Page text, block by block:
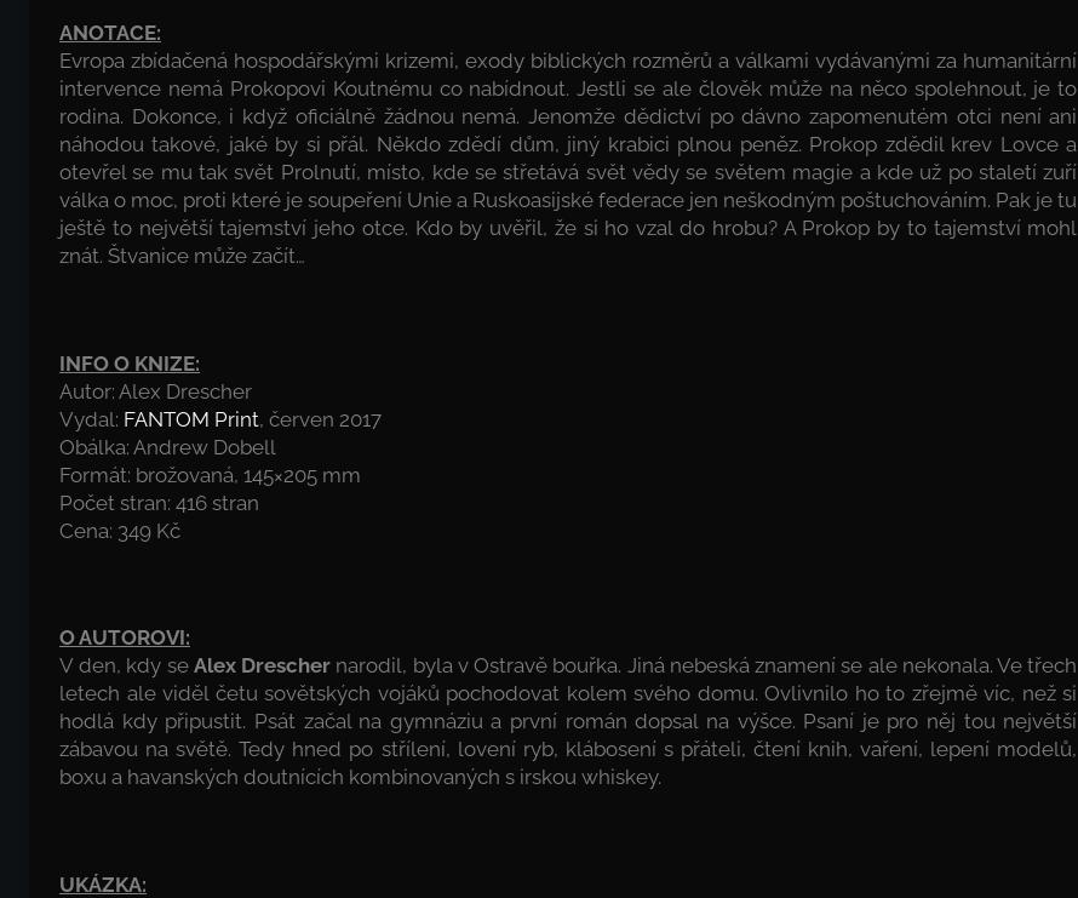
ANOTACE:
Evropa zbídačená hospodářskými krizemi, exody biblických rozměrů a válkami vydávanými za humanitární
intervence nemá Prokopovi Koutnému co nabídnout. Jestli se ale člověk může na něco spolehnout, je to
rodina. Dokonce, i když oficiálně žádnou nemá. Jenomže dědictví po dávno zapomenutém otci není ani
náhodou takové, jaké by si přál. Někdo zdědí dům, jiný krabici plnou peněz. Prokop zdědil krev Lovce a
otevřel se mu tak svět Prolnutí, místo, kde se střetává svět vědy se světem magie a kde už po staletí zuří
válka o moc, proti které je soupeření Unie a Ruskoasijské federace jen neškodným poštuchováním. Pak je tu
ještě to největší tajemství jeho otce. Kdo by uvěřil, že si ho vzal do hrobu? A Prokop by to tajemství mohl
znát. Štvanice může začít…
INFO O KNIZE:
Autor: Alex Drescher
Vydal: FANTOM Print, červen 2017
Obálka: Andrew Dobell
Formát: brožovaná, 145×205 mm
Počet stran: 416 stran
Cena: 349 Kč
O AUTOROVI:
V den, kdy se Alex Drescher narodil, byla v Ostravě bouřka. Jiná nebeská znamení se ale nekonala. Ve třech
letech ale viděl četu sovětských vojáků pochodovat kolem svého domu. Ovlivnilo ho to zřejmě víc, než si
hodlá kdy připustit. Psát začal na gymnáziu a první román dopsal na výšce. Psaní je pro něj tou největší
zábavou na světě. Tedy hned po střílení, lovení ryb, klábosení s přáteli, čtení knih, vaření, lepení modelů,
boxu a havanských doutnících kombinovaných s irskou whiskey.
UKÁZKA: